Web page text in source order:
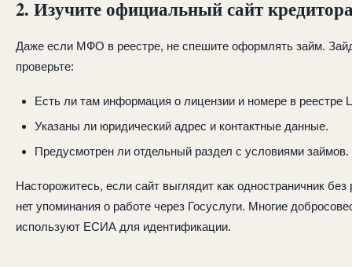
2. Изучите официальный сайт
Даже если МФО в реестре, не спешите оформлять займ.
проверьте:
Есть ли там информация о лицензии и номере в реестре
Указаны ли юридический адрес и контактные данные.
Предусмотрен ли отдельный раздел с условиями займов.
Насторожитесь, если сайт выглядит как одностраничник без
нет упоминания о работе через Госуслуги. Многие
используют ЕСИА для идентификации.